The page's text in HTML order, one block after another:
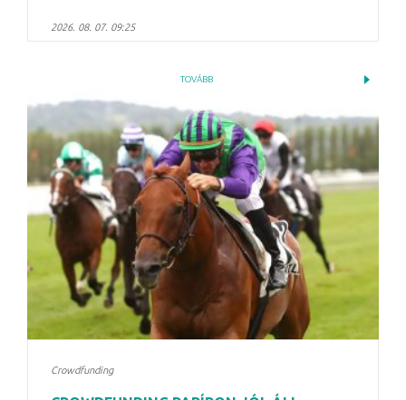
2026. 08. 07. 09:25
TOVÁBB
Crowdfunding